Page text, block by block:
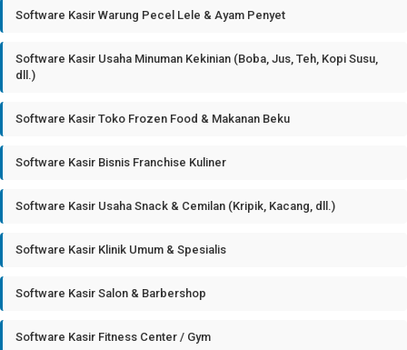
Software Kasir Warung Pecel Lele & Ayam Penyet
Software Kasir Usaha Minuman Kekinian (Boba, Jus, Teh, Kopi Susu,
dll.)
Software Kasir Toko Frozen Food & Makanan Beku
Software Kasir Bisnis Franchise Kuliner
Software Kasir Usaha Snack & Cemilan (Kripik, Kacang, dll.)
Software Kasir Klinik Umum & Spesialis
Software Kasir Salon & Barbershop
Software Kasir Fitness Center / Gym